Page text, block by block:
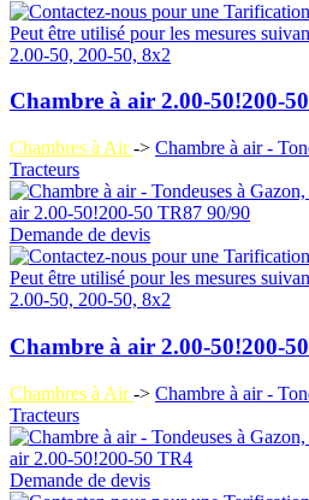
Peut être utilisé pour les mesures
2.00-50, 200-50, 8x2
Chambre à air 2.00-50!200-
Chambres à Air-> Chambre à air -
Tracteurs
Demande de devis
Peut être utilisé pour les mesures
2.00-50, 200-50, 8x2
Chambre à air 2.00-50!200-
Chambres à Air-> Chambre à air -
Tracteurs
Demande de devis